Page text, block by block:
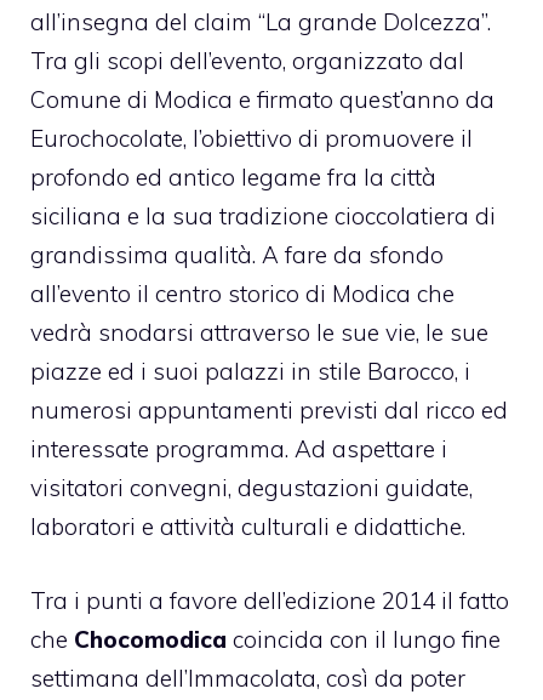
all’insegna del claim “La grande Dolcezza”.
Tra gli scopi dell’evento, organizzato dal
Comune di Modica e firmato quest’anno da
Eurochocolate, l’obiettivo di promuovere il
profondo ed antico legame fra la città
siciliana e la sua tradizione cioccolatiera di
grandissima qualità. A fare da sfondo
all’evento il centro storico di Modica che
vedrà snodarsi attraverso le sue vie, le sue
piazze ed i suoi palazzi in stile Barocco, i
numerosi appuntamenti previsti dal ricco ed
interessate programma. Ad aspettare i
visitatori convegni, degustazioni guidate,
laboratori e attività culturali e didattiche.
Tra i punti a favore dell’edizione 2014 il fatto
che Chocomodica coincida con il lungo fine
settimana dell’Immacolata, così da poter